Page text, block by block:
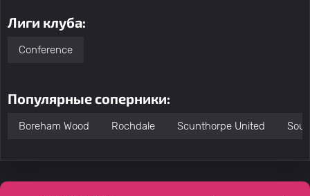
Лиги клуба:
Conference
Популярные соперники:
Boreham Wood Rochdale Scunthorpe United